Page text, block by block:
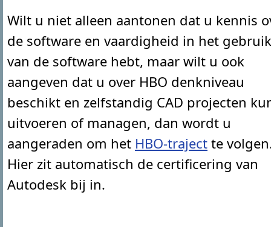
Wilt u niet alleen aantonen dat u kennis
de software en vaardigheid in het gebruik
van de software hebt, maar wilt u ook
aangeven dat u over HBO denkniveau
beschikt en zelfstandig CAD projecten
uitvoeren of managen, dan wordt u
aangeraden om het HBO-traject te
Hier zit automatisch de certificering van
Autodesk bij in.